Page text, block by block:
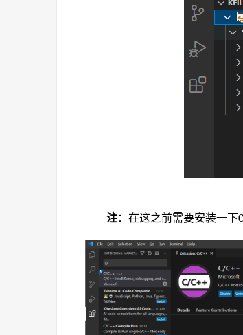
注：在这之前需要安装一下